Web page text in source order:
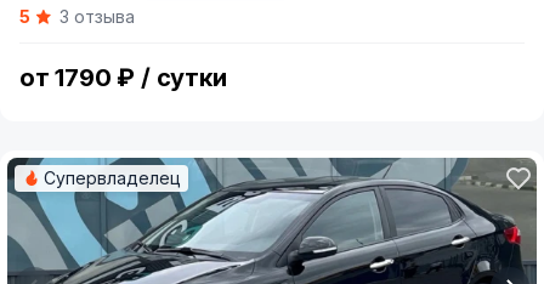
of5
3 отзыва
от 1790 ₽ / сутки
Супервладелец